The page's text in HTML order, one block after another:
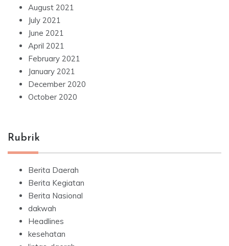
August 2021
July 2021
June 2021
April 2021
February 2021
January 2021
December 2020
October 2020
Rubrik
Berita Daerah
Berita Kegiatan
Berita Nasional
dakwah
Headlines
kesehatan